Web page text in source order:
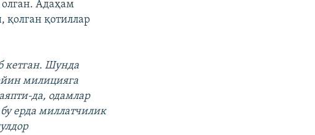
Адаҳам
қолган қотиллар
кетган. Шунда
милицияга
да, одамлар
ерда миллатчилик